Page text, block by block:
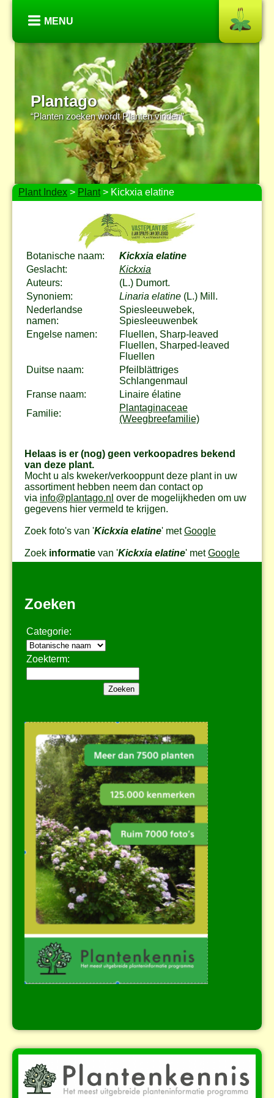
MENU
Plantago
“Planten zoeken wordt Planten vinden”
Plant Index > Plant> Kickxia elatine
Botanische naam:
Kickxia elatine
Geslacht:
Kickxia
Auteurs:
(L.) Dumort.
Synoniem:
Linaria elatine (L.) Mill.
Nederlandse
namen:
Spiesleeuwebek,
Spiesleeuwenbek
Engelse namen:
Fluellen, Sharp-leaved
Fluellen, Sharped-leaved
Fluellen
Duitse naam:
Pfeilblättriges
Schlangenmaul
Franse naam:
Linaire élatine
Familie:
Plantaginaceae
(Weegbreefamilie)
Helaas is er (nog) geen verkoopadres bekend
van deze plant.
Mocht u als kweker/verkooppunt deze plant in uw
assortiment hebben neem dan contact op
via info@plantago.nl over de mogelijkheden om uw
gegevens hier vermeld te krijgen.
Zoek foto's van 'Kickxia elatine' metGoogle
Zoek informatie van 'Kickxia elatine' metGoogle
Zoeken
Categorie:
Zoekterm: